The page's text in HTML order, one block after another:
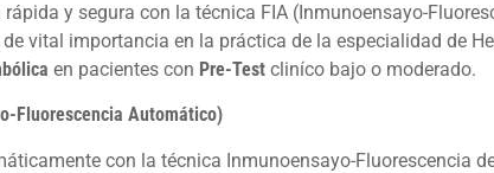
y segura con la técnica FIA (Inmunoensayo-
de vital importancia en la práctica de la especialidad de
en pacientes con Pre-Test cliníco bajo o moderado.
Fluorescencia Automático)
con la técnica Inmunoensayo-Fluorescencia